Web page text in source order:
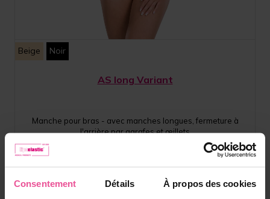
Consentement Détails À propos des cookies
Beige Noir
AS long Variant
Manche pour bras - avec manches longues, fermeture à
l'arrière par agrafes et œillets
En stock